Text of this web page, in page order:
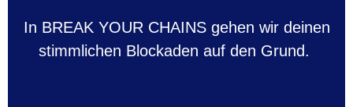
In BREAK YOUR CHAINS gehen wir deinen
stimmlichen Blockaden auf den Grund.